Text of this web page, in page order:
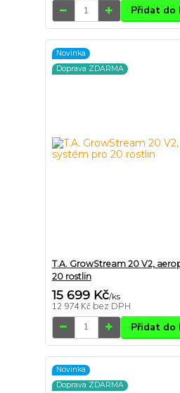
Přidat do
Novinka
Doprava ZDARMA
T.A. GrowStream 20 V2,
20 rostlin
15 699 Kč/ks
12 974 Kč bez DPH
Přidat do
Novinka
Doprava ZDARMA